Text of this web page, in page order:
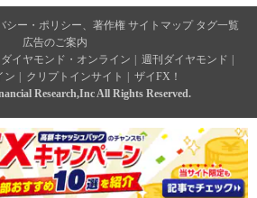
シー・ポリシー、著作権 サイトマップ タグ一覧
広告のご案内
ダイヤモンド・オンライン 週刊ダイヤモンド
ン
クリプトインサイト
ザイFX！
Research,Inc All Rights Reserved.